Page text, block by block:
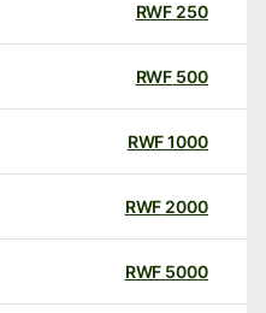
250
RWF
500
RWF
1000
RWF
2000
RWF
5000
RWF